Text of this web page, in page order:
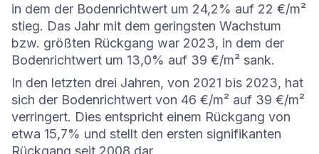
in dem der Bodenrichtwert um 24,2% auf 22 €/m²
stieg. Das Jahr mit dem geringsten Wachstum
bzw. größten Rückgang war 2023, in dem der
Bodenrichtwert um 13,0% auf 39 €/m² sank.
In den letzten drei Jahren, von 2021 bis 2023, hat
sich der Bodenrichtwert von 46 €/m² auf 39 €/m²
verringert. Dies entspricht einem Rückgang von
etwa 15,7% und stellt den ersten signifikanten
Rückgang seit 2008 dar.